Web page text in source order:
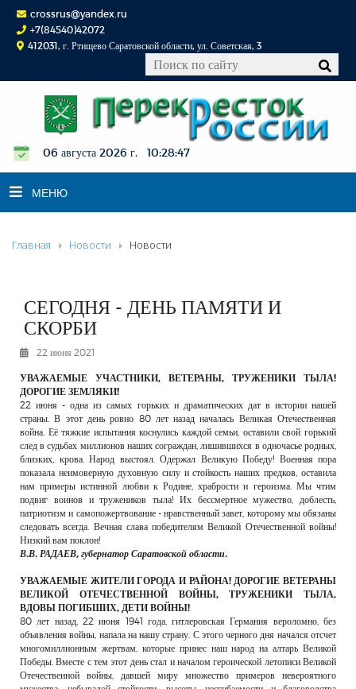
crossrus@yandex.ru
+7(84540)42072
412031, г. Ртищево Саратовской области, ул. Советская, 3
06 августа 2026 г. 10:28:47
МЕНЮ
НОВОСТИ
К СВЕДЕНИЮ
КОНКУРСЫ
ФОТОРЕПОРТАЖИ
РЕКЛАМОДАТЕЛЯМ
ОБЪЯВЛЕНИЯ
КОНТАКТЫ
Главная Новости Новости
СЕГОДНЯ - ДЕНЬ ПАМЯТИ И
СКОРБИ
22 июня 2021
УВАЖАЕМЫЕ УЧАСТНИКИ, ВЕТЕРАНЫ, ТРУЖЕНИКИ ТЫЛА!
ДОРОГИЕ ЗЕМЛЯКИ!
22 июня - одна из самых горьких и драматических дат в истории нашей
страны. В этот день ровно 80 лет назад началась Великая Отечественная
война. Её тяжкие испытания коснулись каждой семьи, оставили свой горький
след в судьбах миллионов наших сограждан, лишившихся в одночасье родных,
близких, крова. Народ выстоял. Одержал Великую Победу! Военная пора
показала неимоверную духовную силу и стойкость наших предков, оставила
нам примеры истинной любви к Родине, храбрости и героизма. Мы чтим
подвиг воинов и тружеников тыла! Их бессмертное мужество, доблесть,
патриотизм и самопожертвование - нравственный завет, которому мы обязаны
следовать всегда. Вечная слава победителям Великой Отечественной войны!
Низкий вам поклон!
В.В. РАДАЕВ, губернатор Саратовской области.
УВАЖАЕМЫЕ ЖИТЕЛИ ГОРОДА И РАЙОНА! ДОРОГИЕ ВЕТЕРАНЫ
ВЕЛИКОЙ ОТЕЧЕСТВЕННОЙ ВОЙНЫ, ТРУЖЕНИКИ ТЫЛА,
ВДОВЫ ПОГИБШИХ, ДЕТИ ВОЙНЫ!
80 лет назад, 22 июня 1941 года, гитлеровская Германия вероломно, без
объявления войны, напала на нашу страну. С этого черного дня начался отсчет
многомиллионным жертвам, которые принес наш народ на алтарь Великой
Победы. Вместе с тем этот день стал и началом героической летописи Великой
Отечественной войны, давшей миру множество примеров невероятного